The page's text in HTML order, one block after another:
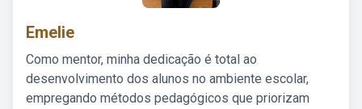
Emelie
Como mentor, minha dedicação é total ao
desenvolvimento dos alunos no ambiente escolar,
empregando métodos pedagógicos que priorizam